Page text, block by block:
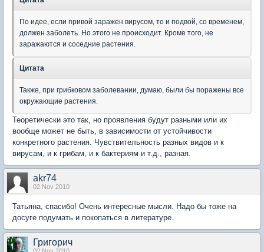
По идее, если привой заражен вирусом, то и подвой, со временем,
должен заболеть. Но этого не происходит. Кроме того, не
заражаются и соседние растения.
Цитата
Также, при грибковом заболевании, думаю, были бы поражены все
окружающие растения.
Теоретически это так, но проявления будут разными или их
вообще может не быть, в зависимости от устойчивости
конкретного растения. Чувствительность разных видов и к
вирусам, и к грибам, и к бактериям и т.д., разная.
akr74
02 Nov 2010
Татьяна, спасибо! Очень интересные мысли. Надо бы тоже на
досуге подумать и покопаться в литературе.
Григорич